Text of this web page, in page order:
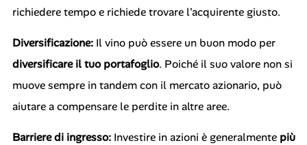
richiedere tempo e richiede trovare l'acquirente giusto.
Diversificazione: Il vino può essere un buon modo per
diversificare il tuo portafoglio. Poiché il suo valore non si
muove sempre in tandem con il mercato azionario, può
aiutare a compensare le perdite in altre aree.
Barriere di ingresso:Investire in azioni è generalmente più